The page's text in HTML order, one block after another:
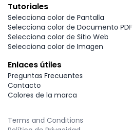
Tutoriales
Selecciona color de Pantalla
Selecciona color de Documento PDF
Selecciona color de Sitio Web
Selecciona color de Imagen
Enlaces útiles
Preguntas Frecuentes
Contacto
Colores de la marca
Terms and Conditions